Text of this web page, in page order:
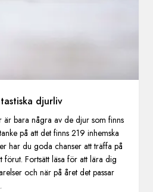
djurliv
är bara några av de djur som finns
på att det finns 219 inhemska
har du goda chanser att träffa på
förut. Fortsätt läsa för att lära dig
och när på året det passar